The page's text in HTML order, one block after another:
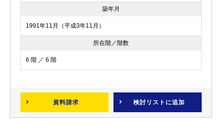
築年月
1991年11月（平成3年11月）
所在階／階数
6 階 ／ 6 階
資料請求 検討リスト に追加